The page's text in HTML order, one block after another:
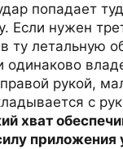
попадает
Если нужен
ту летальную
одинаково
рукой,
с
хват
приложения